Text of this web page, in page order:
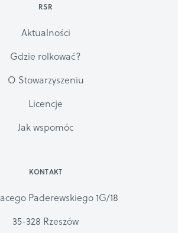
RSR
Aktualności
Gdzie rolkować?
O Stowarzyszeniu
Licencje
Jak wspomóc
KONTAKT
Paderewskiego 1G/18
35-328 Rzeszów